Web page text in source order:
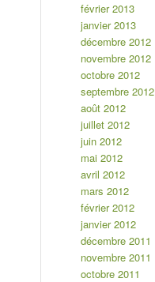
février 2013
janvier 2013
décembre 2012
novembre 2012
octobre 2012
septembre 2012
août 2012
juillet 2012
juin 2012
mai 2012
avril 2012
mars 2012
février 2012
janvier 2012
décembre 2011
novembre 2011
octobre 2011